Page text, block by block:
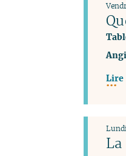
Lire